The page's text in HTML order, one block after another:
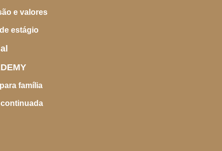
e valores
estágio
família